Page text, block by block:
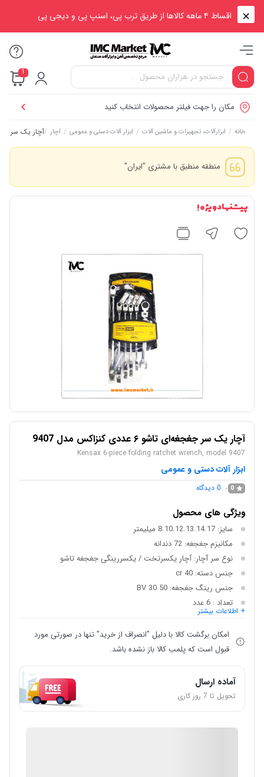
اقساط ۴ ماهه کالاها از طریق ترب پی، اسنپ پی و دیجی پی
1
مکان را جهت فیلتر محصولات انتخاب کنید
خانه / ابزارآلات، تجهیزات و ماشین آلات / ابزار آلات دستی و عمومی / آچار /آچار یک سر جغجغه‌ای تاشو
منطقه منطبق با مشتری "ایران"
پیشنهاد ویژه !
آچار یک سر جغجغه‌ای تاشو ۶ عددی کنزاکس مدل 9407
Kensax 6-piece folding ratchet wrench, model 9407
ابزار آلات دستی و عمومی
0
0 دیدگاه
ویژگی های محصول
سایز: 8.10.12.13.14.17 میلیمتر
مکانیزم جغجغه: 72 دندانه
نوع سر آچار: آچار یکسرتخت / یکسررینگی جغجغه تاشو
جنس دسته: 40 cr
جنس رینگ جغجغه: 50 BV 30
تعداد : 6 عدد
+ اطلاعات بیشتر
امکان برگشت کالا با دلیل "انصراف از خرید" تنها در صورتی مورد
قبول است که پلمب کالا باز نشده باشد.
آماده ارسال
تحویل تا 7 روز کاری